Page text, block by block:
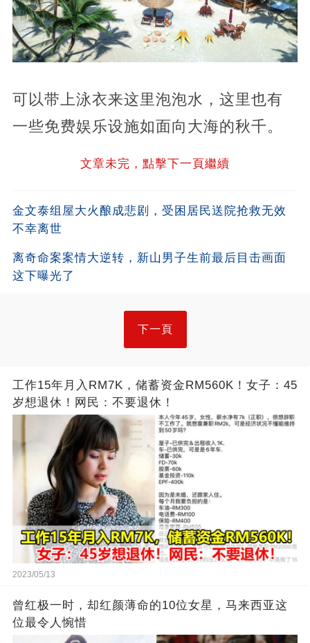
可以带上泳衣来这里泡泡水，这里也有
一些免费娱乐设施如面向大海的秋千。
文章未完，點擊下一頁繼續
金文泰组屋大火酿成悲剧，受困居民送院抢救无效
不幸离世
离奇命案案情大逆转，新山男子生前最后目击画面
这下曝光了
下一頁
工作15年月入RM7K，储蓄资金RM560K！女子：45
岁想退休！网民：不要退休！
2023/05/13
曾红极一时，却红颜薄命的10位女星，马来西亚这
位最令人惋惜